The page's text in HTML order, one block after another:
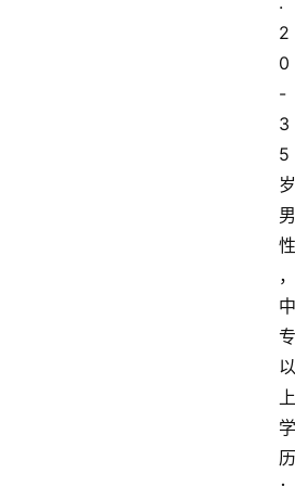
2
0
-
3
5
岁
男
性
，
中
专
以
上
学
历